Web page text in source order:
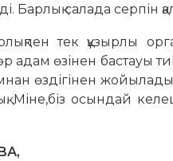
Барлық салада серпін
тек құзырлы
адам өзінен бастауы
өздігінен
Міне,біз осындай